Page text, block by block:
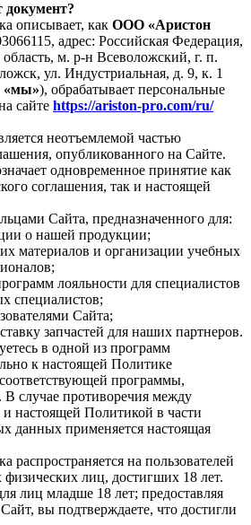
документ?
описывает, как ООО «Аристон
адрес: Российская Федерация,
м. р-н Всеволожский, г. п.
ул. Индустриальная, д. 9, к. 1
«мы»), обрабатывает персональные
сайте https://ariston-pro.com/ru/
неотъемлемой частью
опубликованного на Сайте.
одновременное принятие как
соглашения, так и настоящей
Сайта, предназначенного для:
о нашей продукции;
материалов и организации учебных
лояльности для специалистов
специалистов;
Сайта;
запчастей для наших партнеров.
в одной из программ
к настоящей Политике
программы,
случае противоречия между
настоящей Политикой в части
данных применяется настоящая
распространяется на пользователей
лиц, достигших 18 лет.
лиц младше 18 лет; предоставляя
вы подтверждаете, что достигли